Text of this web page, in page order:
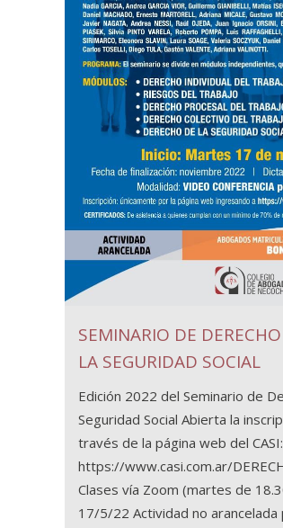
SEMINARIO DE
LA SEGURIDAD SOCIAL
Edición 2022 del Seminario de
Seguridad Social Abierta la
través de la página web del CASI:
https://www.casi.com.ar/
Clases vía Zoom (martes de
17/5/22 Actividad no arancelada